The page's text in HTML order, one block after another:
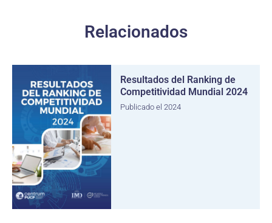
Relacionados
Resultados del Ranking de
Competitividad Mundial 2024
Publicado el 2024